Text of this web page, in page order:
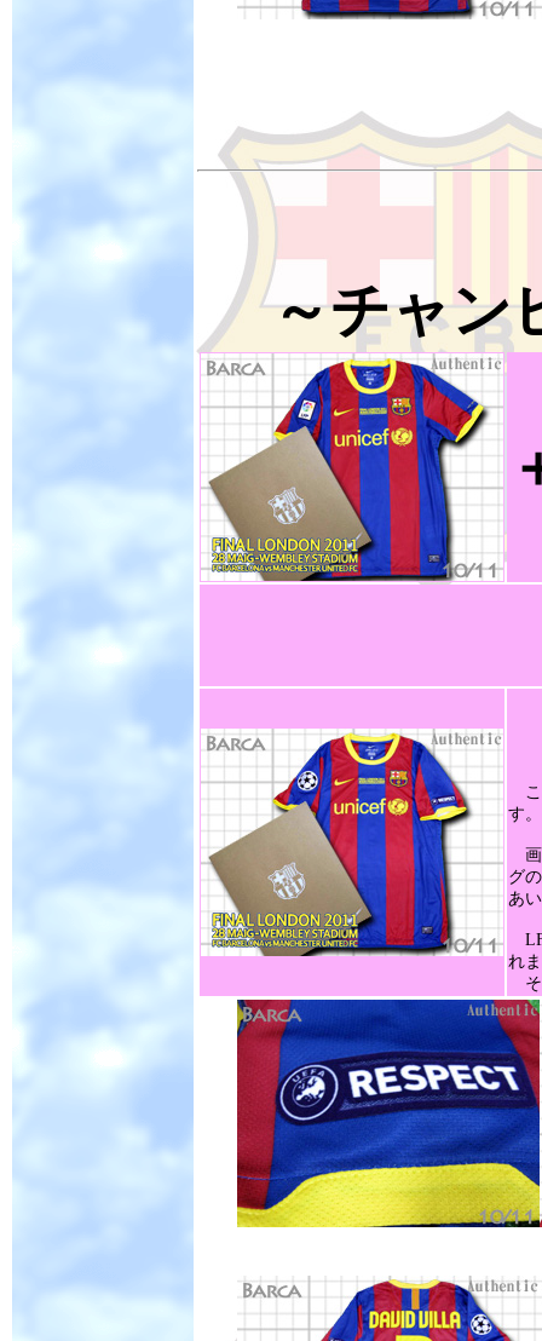
～チャン
こ
す。
画
グ
あ
れ
そ